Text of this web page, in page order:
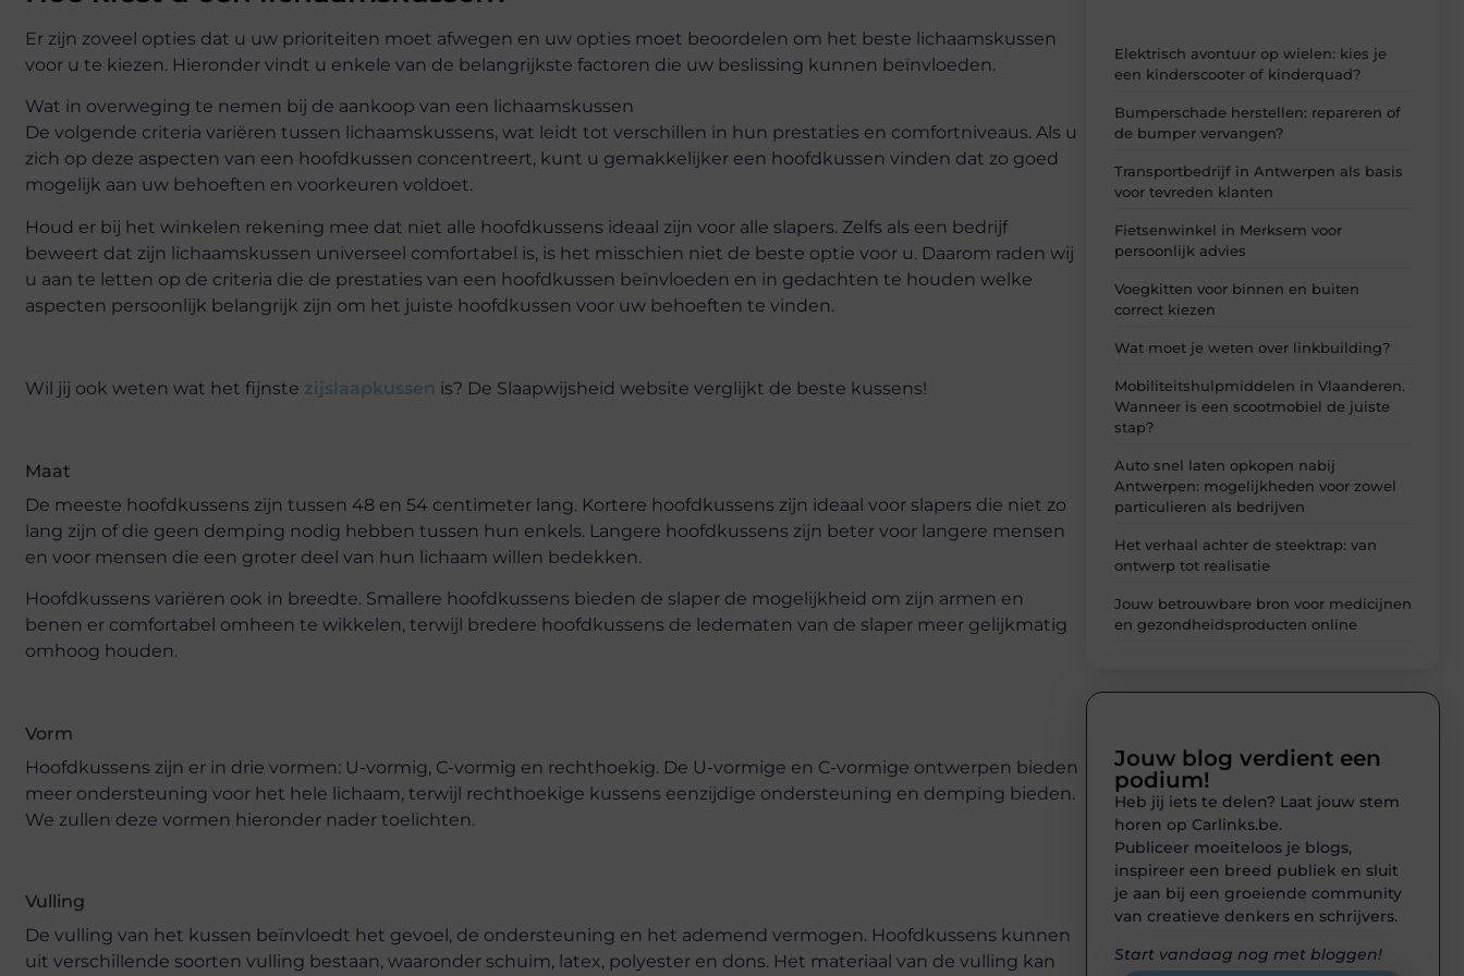
Er zijn zoveel opties dat u uw prioriteiten moet afwegen en uw opties moet beoordelen om het beste lichaamskussen
voor u te kiezen. Hieronder vindt u enkele van de belangrijkste factoren die uw beslissing kunnen beïnvloeden.
Wat in overweging te nemen bij de aankoop van een lichaamskussen
De volgende criteria variëren tussen lichaamskussens, wat leidt tot verschillen in hun prestaties en comfortniveaus. Als u
zich op deze aspecten van een hoofdkussen concentreert, kunt u gemakkelijker een hoofdkussen vinden dat zo goed
mogelijk aan uw behoeften en voorkeuren voldoet.
Houd er bij het winkelen rekening mee dat niet alle hoofdkussens ideaal zijn voor alle slapers. Zelfs als een bedrijf
beweert dat zijn lichaamskussen universeel comfortabel is, is het misschien niet de beste optie voor u. Daarom raden wij
u aan te letten op de criteria die de prestaties van een hoofdkussen beïnvloeden en in gedachten te houden welke
aspecten persoonlijk belangrijk zijn om het juiste hoofdkussen voor uw behoeften te vinden.
Wil jij ook weten wat het fijnste zijslaapkussen is? De Slaapwijsheid website verglijkt de beste kussens!
Maat
De meeste hoofdkussens zijn tussen 48 en 54 centimeter lang. Kortere hoofdkussens zijn ideaal voor slapers die niet zo
lang zijn of die geen demping nodig hebben tussen hun enkels. Langere hoofdkussens zijn beter voor langere mensen
en voor mensen die een groter deel van hun lichaam willen bedekken.
Hoofdkussens variëren ook in breedte. Smallere hoofdkussens bieden de slaper de mogelijkheid om zijn armen en
benen er comfortabel omheen te wikkelen, terwijl bredere hoofdkussens de ledematen van de slaper meer gelijkmatig
omhoog houden.
Vorm
Hoofdkussens zijn er in drie vormen: U-vormig, C-vormig en rechthoekig. De U-vormige en C-vormige ontwerpen bieden
meer ondersteuning voor het hele lichaam, terwijl rechthoekige kussens eenzijdige ondersteuning en demping bieden.
We zullen deze vormen hieronder nader toelichten.
Vulling
De vulling van het kussen beïnvloedt het gevoel, de ondersteuning en het ademend vermogen. Hoofdkussens kunnen
uit verschillende soorten vulling bestaan, waaronder schuim, latex, polyester en dons. Het materiaal van de vulling kan
Elektrisch avontuur op wielen: kies je
een kinderscooter of kinderquad?
Bumperschade herstellen: repareren of
de bumper vervangen?
Transportbedrijf in Antwerpen als basis
voor tevreden klanten
Fietsenwinkel in Merksem voor
persoonlijk advies
Voegkitten voor binnen en buiten
correct kiezen
Wat moet je weten over linkbuilding?
Mobiliteitshulpmiddelen in Vlaanderen.
Wanneer is een scootmobiel de juiste
stap?
Auto snel laten opkopen nabij
Antwerpen: mogelijkheden voor zowel
particulieren als bedrijven
Het verhaal achter de steektrap: van
ontwerp tot realisatie
Jouw betrouwbare bron voor medicijnen
en gezondheidsproducten online
Jouw blog verdient een
podium!
Heb jij iets te delen? Laat jouw stem
horen op Carlinks.be.
Publiceer moeiteloos je blogs,
inspireer een breed publiek en sluit
je aan bij een groeiende community
van creatieve denkers en schrijvers.
Start vandaag nog met bloggen!